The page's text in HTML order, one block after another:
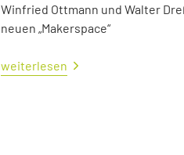
Winfried Ottmann und Walter
neuen „Makerspace“
weiterlesen